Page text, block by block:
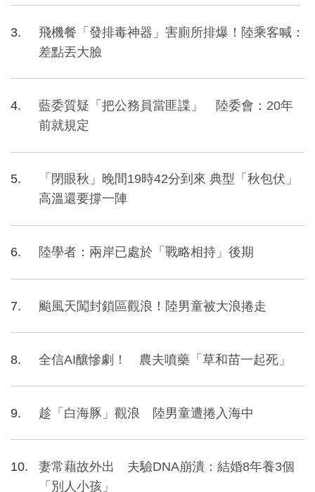
飛機餐「發排毒神器」害廁所排爆！陸乘客喊：
差點丟大臉
藍委質疑「把公務員當匪諜」 陸委會：20年
前就規定
「閉眼秋」晚間19時42分到來 典型「秋包伏」
高溫還要撐一陣
陸學者：兩岸已處於「戰略相持」後期
颱風天闖封鎖區觀浪！陸男童被大浪捲走
全信AI釀慘劇！ 農夫噴藥「草和苗一起死」
趁「白海豚」觀浪 陸男童遭捲入海中
妻常藉故外出 夫驗DNA崩潰：結婚8年養3個
「別人小孩」